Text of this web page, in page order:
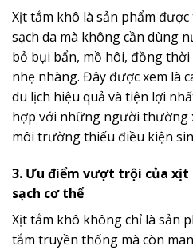
Xịt tắm khô là sản phẩm
sạch da mà không cần dùng
bỏ bụi bẩn, mồ hôi, đồng
nhẹ nhàng. Đây được xem là
du lịch hiệu quả và tiện lợi
hợp với những người thường
môi trường thiếu điều kiện
3. Ưu điểm vượt trội của
sạch cơ thể
Xịt tắm khô không chỉ là sản
tắm truyền thống mà còn